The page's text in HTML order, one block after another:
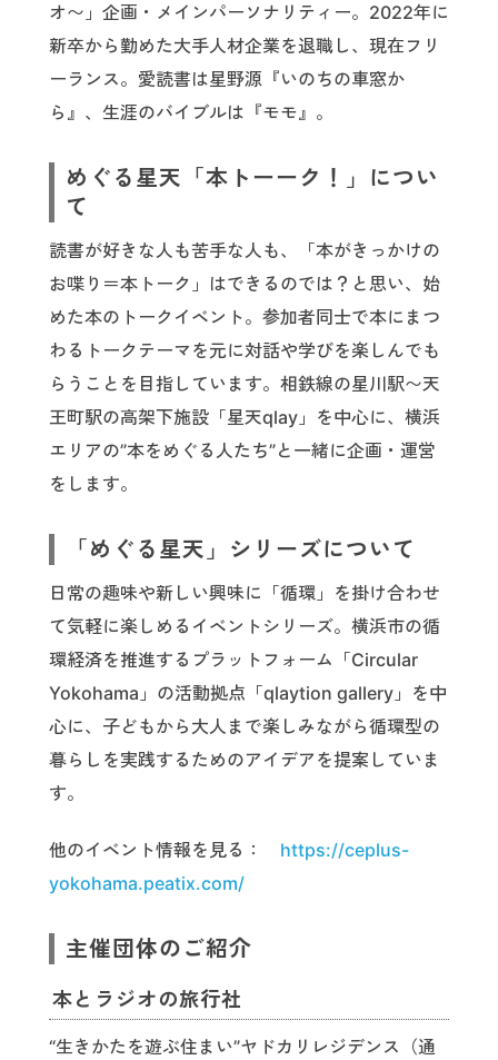
オ〜」企画・メインパーソナリティー。2022年に
新卒から勤めた大手人材企業を退職し、現在フリ
ーランス。愛読書は星野源『いのちの車窓か
ら』、生涯のバイブルは『モモ』。
めぐる星天「本トーーク！」につい
て
読書が好きな人も苦手な人も、「本がきっかけの
お喋り＝本トーク」はできるのでは？と思い、始
めた本のトークイベント。参加者同士で本にまつ
わるトークテーマを元に対話や学びを楽しんでも
らうことを目指しています。相鉄線の星川駅〜天
王町駅の高架下施設「星天qlay」を中心に、横浜
エリアの”本をめぐる人たち”と一緒に企画・運営
をします。
「めぐる星天」シリーズについて
日常の趣味や新しい興味に「循環」を掛け合わせ
て気軽に楽しめるイベントシリーズ。横浜市の循
環経済を推進するプラットフォーム「Circular
Yokohama」の活動拠点「qlaytion gallery」を中
心に、子どもから大人まで楽しみながら循環型の
暮らしを実践するためのアイデアを提案していま
す。
他のイベント情報を見る：
https://ceplus-
yokohama.peatix.com/
主催団体のご紹介
本とラジオの旅行社
“生きかたを遊ぶ住まい”ヤドカリレジデンス（通